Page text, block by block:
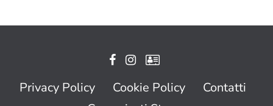
Privacy Policy Cookie Policy
Contatti